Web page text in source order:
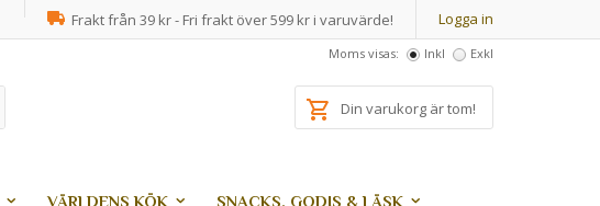
Logga in
Frakt från 39 kr - Fri frakt över 599 kr i varuvärde!
Moms visas: Inkl Exkl
Din varukorg är tom!
VÄRLDENS KÖK SNACKS, GODIS & LÄSK